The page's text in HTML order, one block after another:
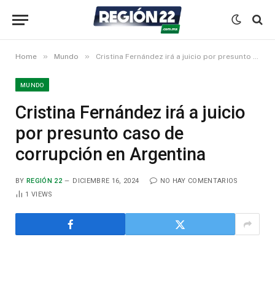
Home » Mundo » Cristina Fernández irá a juicio por presunto caso de corrupción en Argentina
MUNDO
Cristina Fernández irá a juicio
por presunto caso de
corrupción en Argentina
BY REGIÓN 22 DICIEMBRE 16, 2024
NO HAY COMENTARIOS
1VIEWS